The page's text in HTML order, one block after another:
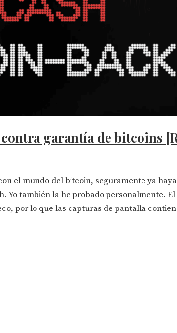
garantía de bitcoins
el mundo del bitcoin, seguramente ya
Yo también la he probado personalmente.
por lo que las capturas de pantalla